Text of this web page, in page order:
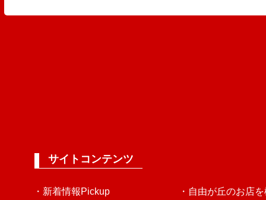
サイトコンテンツ
・新着情報Pickup ・自由が丘のお店